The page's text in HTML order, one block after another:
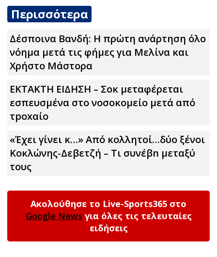
Περισσότερα
Δέσποινα Βανδή: Η πρώτη ανάρτηση όλο
νόημα μετά τις φήμες για Μελίνα και
Χρήστο Μάστορα
ΕΚΤΑΚΤΗ ΕΙΔΗΣΗ – Σoκ μεταφέρεται
εσπευσμένα στο νοσοκομείο μετά από
τpοxαίο
«Έχει γίνει κ…» Από κολλητοί…δύο ξένοι
Κοκλώνης-Δεβετζή – Τι συνέβn μεταξύ
τους
Ακολούθησε το Live-Sports365 στο
Google News για όλες τις τελευταίες
ειδήσεις